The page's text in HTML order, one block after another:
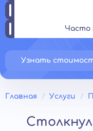
Часто
Узнать
Главная Услуги